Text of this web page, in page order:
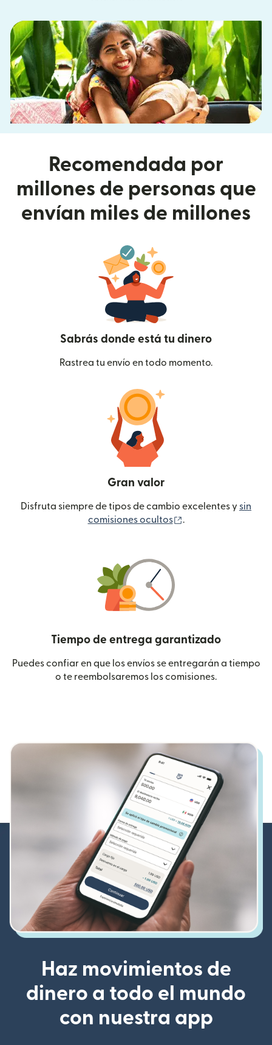
Recomendada por
millones de personas que
envían miles de millones
Sabrás donde está tu dinero
Rastrea tu envío en todo momento.
Gran valor
Disfruta siempre de tipos de cambio excelentes y sin
comisiones ocultos
.
Tiempo de entrega garantizado
Puedes confiar en que los envíos se entregarán a tiempo
o te reembolsaremos los comisiones.
Haz movimientos de
dinero a todo el mundo
con nuestra app